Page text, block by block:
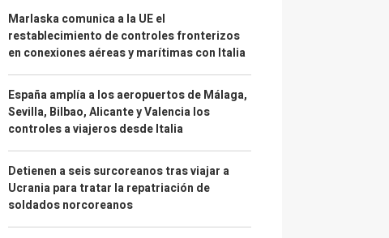
Marlaska comunica a la UE el
restablecimiento de controles fronterizos
en conexiones aéreas y marítimas con Italia
España amplía a los aeropuertos de Málaga,
Sevilla, Bilbao, Alicante y Valencia los
controles a viajeros desde Italia
Detienen a seis surcoreanos tras viajar a
Ucrania para tratar la repatriación de
soldados norcoreanos